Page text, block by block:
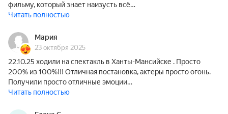
фильму, который знает наизусть всё…
Читать полностью
Мария
23 октября 2025
22.10.25 ходили на спектакль в Ханты-Мансийске . Просто
200% из 100%!!! Отличная постановка, актеры просто огонь.
Получили просто отличные эмоции…
Читать полностью